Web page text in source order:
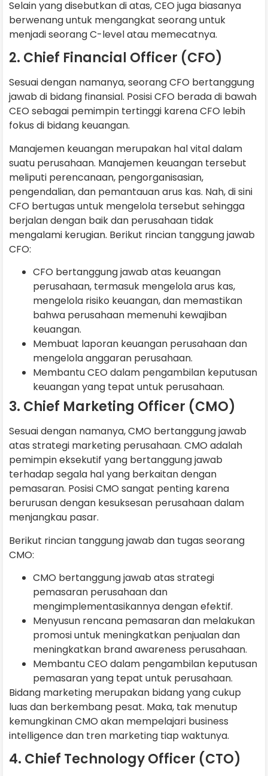
Selain yang disebutkan di atas, CEO juga biasanya
berwenang untuk mengangkat seorang untuk
menjadi seorang C-level atau memecatnya.
2. Chief Financial Officer (CFO)
Sesuai dengan namanya, seorang CFO bertanggung
jawab di bidang finansial. Posisi CFO berada di bawah
CEO sebagai pemimpin tertinggi karena CFO lebih
fokus di bidang keuangan.
Manajemen keuangan merupakan hal vital dalam
suatu perusahaan. Manajemen keuangan tersebut
meliputi perencanaan, pengorganisasian,
pengendalian, dan pemantauan arus kas. Nah, di sini
CFO bertugas untuk mengelola tersebut sehingga
berjalan dengan baik dan perusahaan tidak
mengalami kerugian. Berikut rincian tanggung jawab
CFO:
CFO bertanggung jawab atas keuangan
perusahaan, termasuk mengelola arus kas,
mengelola risiko keuangan, dan memastikan
bahwa perusahaan memenuhi kewajiban
keuangan.
Membuat laporan keuangan perusahaan dan
mengelola anggaran perusahaan.
Membantu CEO dalam pengambilan keputusan
keuangan yang tepat untuk perusahaan.
3. Chief Marketing Officer (CMO)
Sesuai dengan namanya, CMO bertanggung jawab
atas strategi marketing perusahaan. CMO adalah
pemimpin eksekutif yang bertanggung jawab
terhadap segala hal yang berkaitan dengan
pemasaran. Posisi CMO sangat penting karena
berurusan dengan kesuksesan perusahaan dalam
menjangkau pasar.
Berikut rincian tanggung jawab dan tugas seorang
CMO:
CMO bertanggung jawab atas strategi
pemasaran perusahaan dan
mengimplementasikannya dengan efektif.
Menyusun rencana pemasaran dan melakukan
promosi untuk meningkatkan penjualan dan
meningkatkan brand awareness perusahaan.
Membantu CEO dalam pengambilan keputusan
pemasaran yang tepat untuk perusahaan.
Bidang marketing merupakan bidang yang cukup
luas dan berkembang pesat. Maka, tak menutup
kemungkinan CMO akan mempelajari business
intelligence dan tren marketing tiap waktunya.
4. Chief Technology Officer (CTO)